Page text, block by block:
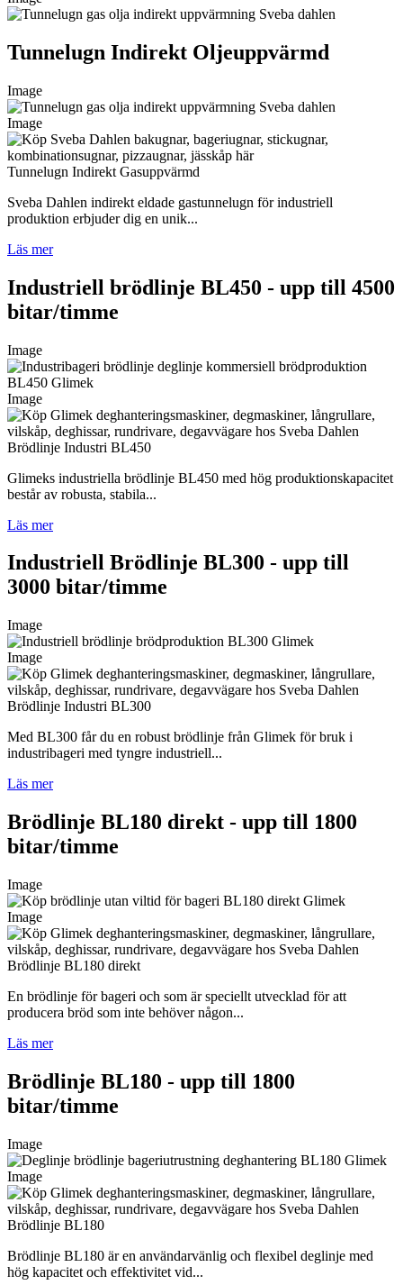
Tunnelugn Indirekt Oljeuppvärmd
Image
Image
Tunnelugn Indirekt Gasuppvärmd
Sveba Dahlen indirekt eldade gastunnelugn för industriell
produktion erbjuder dig en unik...
Läs mer
Industriell brödlinje BL450 - upp till 4500
bitar/timme
Image
Image
Brödlinje Industri BL450
Glimeks industriella brödlinje BL450 med hög produktionskapacitet
består av robusta, stabila...
Läs mer
Industriell Brödlinje BL300 - upp till
3000 bitar/timme
Image
Image
Brödlinje Industri BL300
Med BL300 får du en robust brödlinje från Glimek för bruk i
industribageri med tyngre industriell...
Läs mer
Brödlinje BL180 direkt - upp till 1800
bitar/timme
Image
Image
Brödlinje BL180 direkt
En brödlinje för bageri och som är speciellt utvecklad för att
producera bröd som inte behöver någon...
Läs mer
Brödlinje BL180 - upp till 1800
bitar/timme
Image
Image
Brödlinje BL180
Brödlinje BL180 är en användarvänlig och flexibel deglinje med
hög kapacitet och effektivitet vid...